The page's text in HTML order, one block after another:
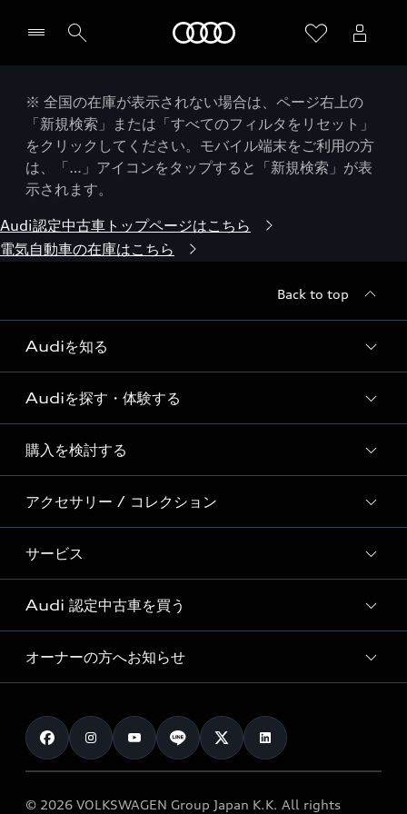
※ 全国の在庫が表示されない場合は、ページ右上の
「新規検索」または「すべてのフィルタをリセット」
をクリックしてください。モバイル端末をご利用の方
は、「…」アイコンをタップすると「新規検索」が表
示されます。
Audi認定中古車トップページはこちら
電気自動車の在庫はこちら
Back to top
Audiを知る
Audi ブランド
Story of Progress
Audi Sport
Formula 1®
デジタルサービス
Audiを探す・体験する
ディーラー検索
新車在庫検索
試乗車・展示車検索
見積り依頼
試乗予約
購入を検討する
モデル一覧
特別仕様モデル / 限定モデル
e-tronラインアップ
価格シミュレーション
車両比較
カタログ一覧
アクセサリー / コレクション
純正アクセサリー
オンラインショップ
Audi collection
アウディナビアプリ
サービス
サービス入庫予約
サービスプログラム
メンテナンス
車検 / 定期点検
e-tronアフターサポート
Audi 認定中古車を買う
Audi認定中古車
クオリティ
保証
メンテナンス
オーナーの方へお知らせ
お知らせ
オーナー様向けキャンペーン
© 2026 VOLKSWAGEN Group Japan K.K. All rights